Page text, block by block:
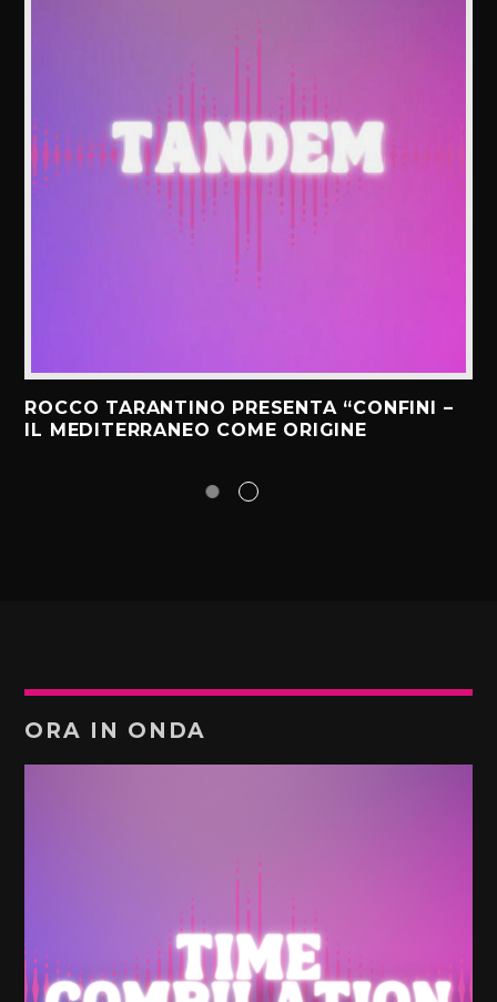
ROCCO TARANTINO PRESENTA “CONFINI –
IL MEDITERRANEO COME ORIGINE
ORA IN ONDA